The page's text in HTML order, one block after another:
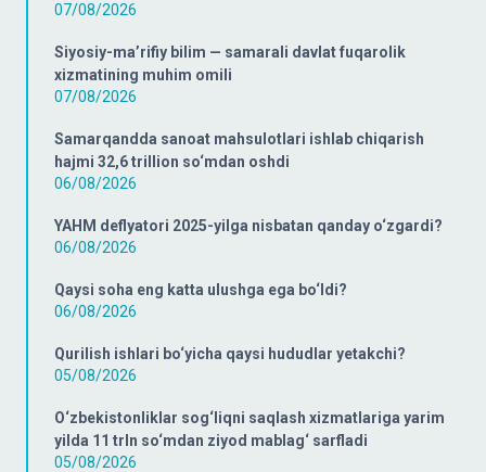
07/08/2026
Siyosiy-ma’rifiy bilim — samarali davlat fuqarolik
xizmatining muhim omili
07/08/2026
Samarqandda sanoat mahsulotlari ishlab chiqarish
hajmi 32,6 trillion so‘mdan oshdi
06/08/2026
YAHM deflyatori 2025-yilga nisbatan qanday o‘zgardi?
06/08/2026
Qaysi soha eng katta ulushga ega bo‘ldi?
06/08/2026
Qurilish ishlari bo‘yicha qaysi hududlar yetakchi?
05/08/2026
O‘zbekistonliklar sog‘liqni saqlash xizmatlariga yarim
yilda 11 trln so‘mdan ziyod mablag‘ sarfladi
05/08/2026